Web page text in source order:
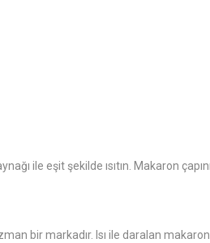
ile eşit şekilde ısıtın. Makaron
bir markadır. Isı ile daralan